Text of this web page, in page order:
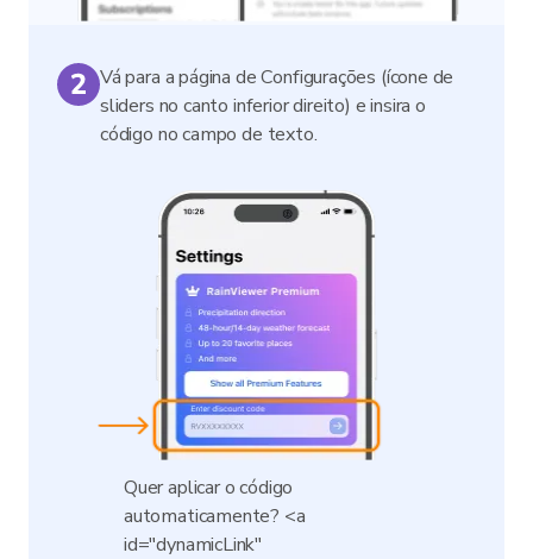
Vá para a página de Configurações (ícone de
sliders no canto inferior direito) e insira o
código no campo de texto.
Quer aplicar o código
automaticamente? <a
id="dynamicLink"